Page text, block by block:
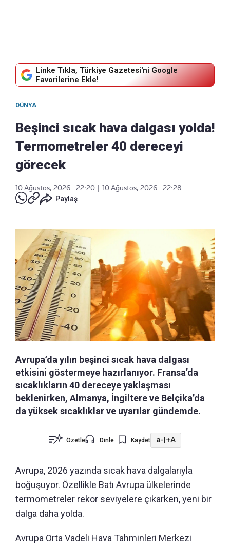
Linke Tıkla, Türkiye Gazetesi'ni Google
Favorilerine Ekle!
DÜNYA
Beşinci sıcak hava dalgası yolda!
Termometreler 40 dereceyi
görecek
10 Ağustos, 2026 - 22:20
10 Ağustos, 2026 - 22:28
Paylaş
Avrupa’da yılın beşinci sıcak hava dalgası
etkisini göstermeye hazırlanıyor. Fransa’da
sıcaklıkların 40 dereceye yaklaşması
beklenirken, Almanya, İngiltere ve Belçika’da
da yüksek sıcaklıklar ve uyarılar gündemde.
Özetle Dinle Kaydet a-|+A
Avrupa, 2026 yazında sıcak hava dalgalarıyla
boğuşuyor. Özellikle Batı Avrupa ülkelerinde
termometreler rekor seviyelere çıkarken, yeni bir
dalga daha yolda.
Avrupa Orta Vadeli Hava Tahminleri Merkezi